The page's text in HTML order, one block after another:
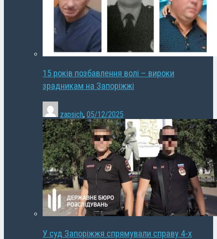
15 років позбавлення волі – вироки
зрадникам на Запоріжжі
zapsich, 05/12/2025
У суд Запоріжжя спрямували справу 4-х